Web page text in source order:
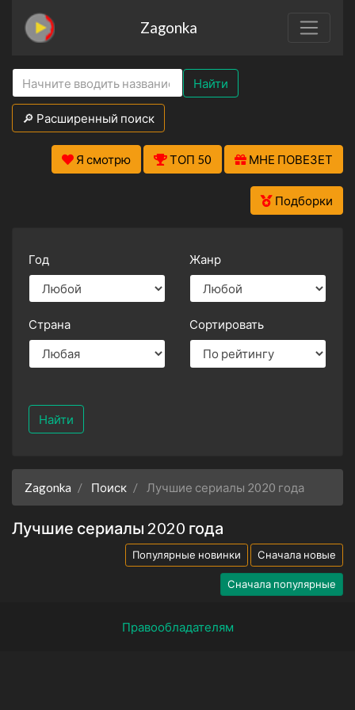
Zagonka
Найти
🔎 Расширенный поиск
Я смотрю ТОП 50 МНЕ ПОВЕЗЕТ
Подборки
Год Жанр
Страна Сортировать
Найти
Zagonka Поиск Лучшие сериалы 2020 года
Лучшие сериалы 2020 года
Популярные новинки Сначала новые
Сначала популярные
Правообладателям